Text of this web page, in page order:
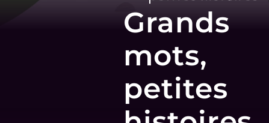
Grands
mots,
petites